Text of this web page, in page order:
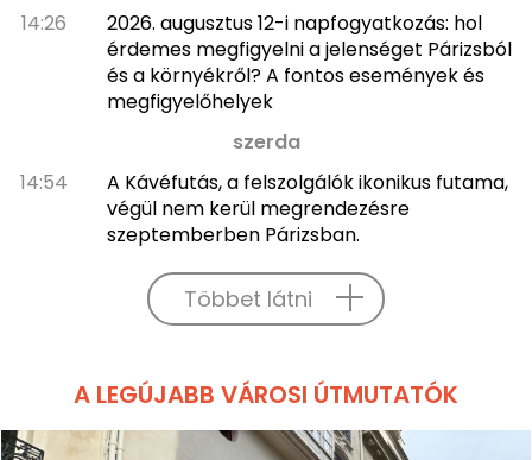
14:26
2026. augusztus 12-i napfogyatkozás: hol
érdemes megfigyelni a jelenséget Párizsból
és a környékről? A fontos események és
megfigyelőhelyek
szerda
14:54
A Kávéfutás, a felszolgálók ikonikus futama,
végül nem kerül megrendezésre
szeptemberben Párizsban.
Többet látni
A LEGÚJABB VÁROSI ÚTMUTATÓK